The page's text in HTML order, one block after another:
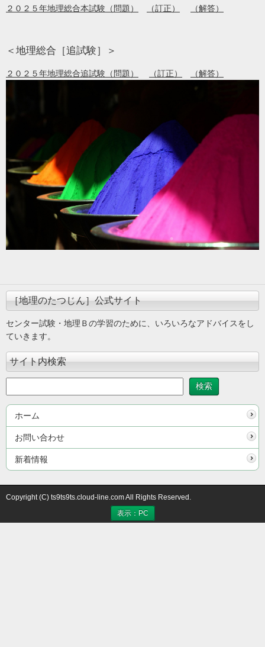
２０２５年地理総合本試験（問題） （訂正） （解答）
＜地理総合［追試験］＞
２０２５年地理総合追試験（問題） （訂正） （解答）
［地理のたつじん］公式サイト
センター試験・地理Ｂの学習のために、いろいろなアドバイスをし
ていきます。
サイト内検索
ホーム
お問い合わせ
新着情報
Copyright (C) ts9ts9ts.cloud-line.com All Rights Reserved.
表示：PC